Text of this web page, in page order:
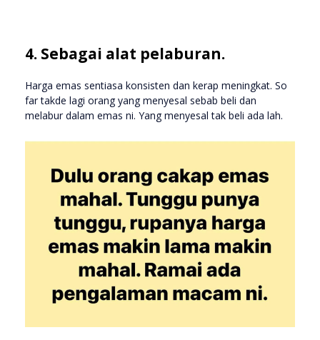
4. Sebagai alat pelaburan.
Harga emas sentiasa konsisten dan kerap meningkat. So
far takde lagi orang yang menyesal sebab beli dan
melabur dalam emas ni. Yang menyesal tak beli ada lah.